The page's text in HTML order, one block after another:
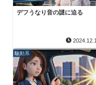
デフうなり音の謎に迫る
駆動系